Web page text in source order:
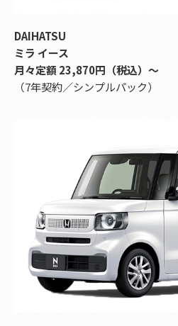
DAIHATSU
ミラ イース
月々定額 23,870円（税込）〜
（7年契約／シンプルパック）